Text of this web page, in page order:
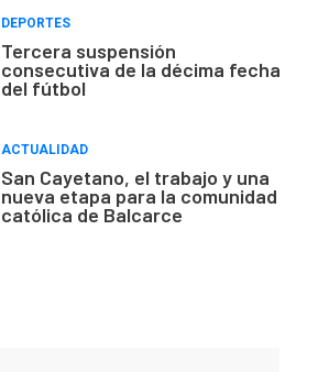
DEPORTES
Tercera suspensión
consecutiva de la décima fecha
del fútbol
ACTUALIDAD
San Cayetano, el trabajo y una
nueva etapa para la comunidad
católica de Balcarce